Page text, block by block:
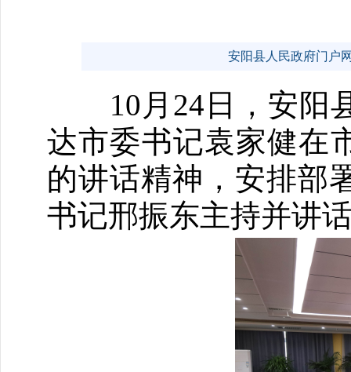
安阳县人民政府门户
10月24日，安阳县
达市委书记袁家健在
的讲话精神，安排部
书记邢振东主持并讲